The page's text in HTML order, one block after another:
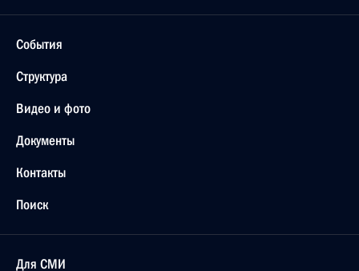
События
Структура
Видео и фото
Документы
Контакты
Поиск
Для СМИ